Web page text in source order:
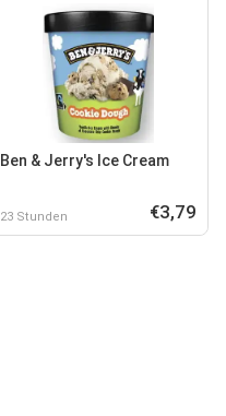
Ben & Jerry's Ice Cream
23 Stunden €3,79